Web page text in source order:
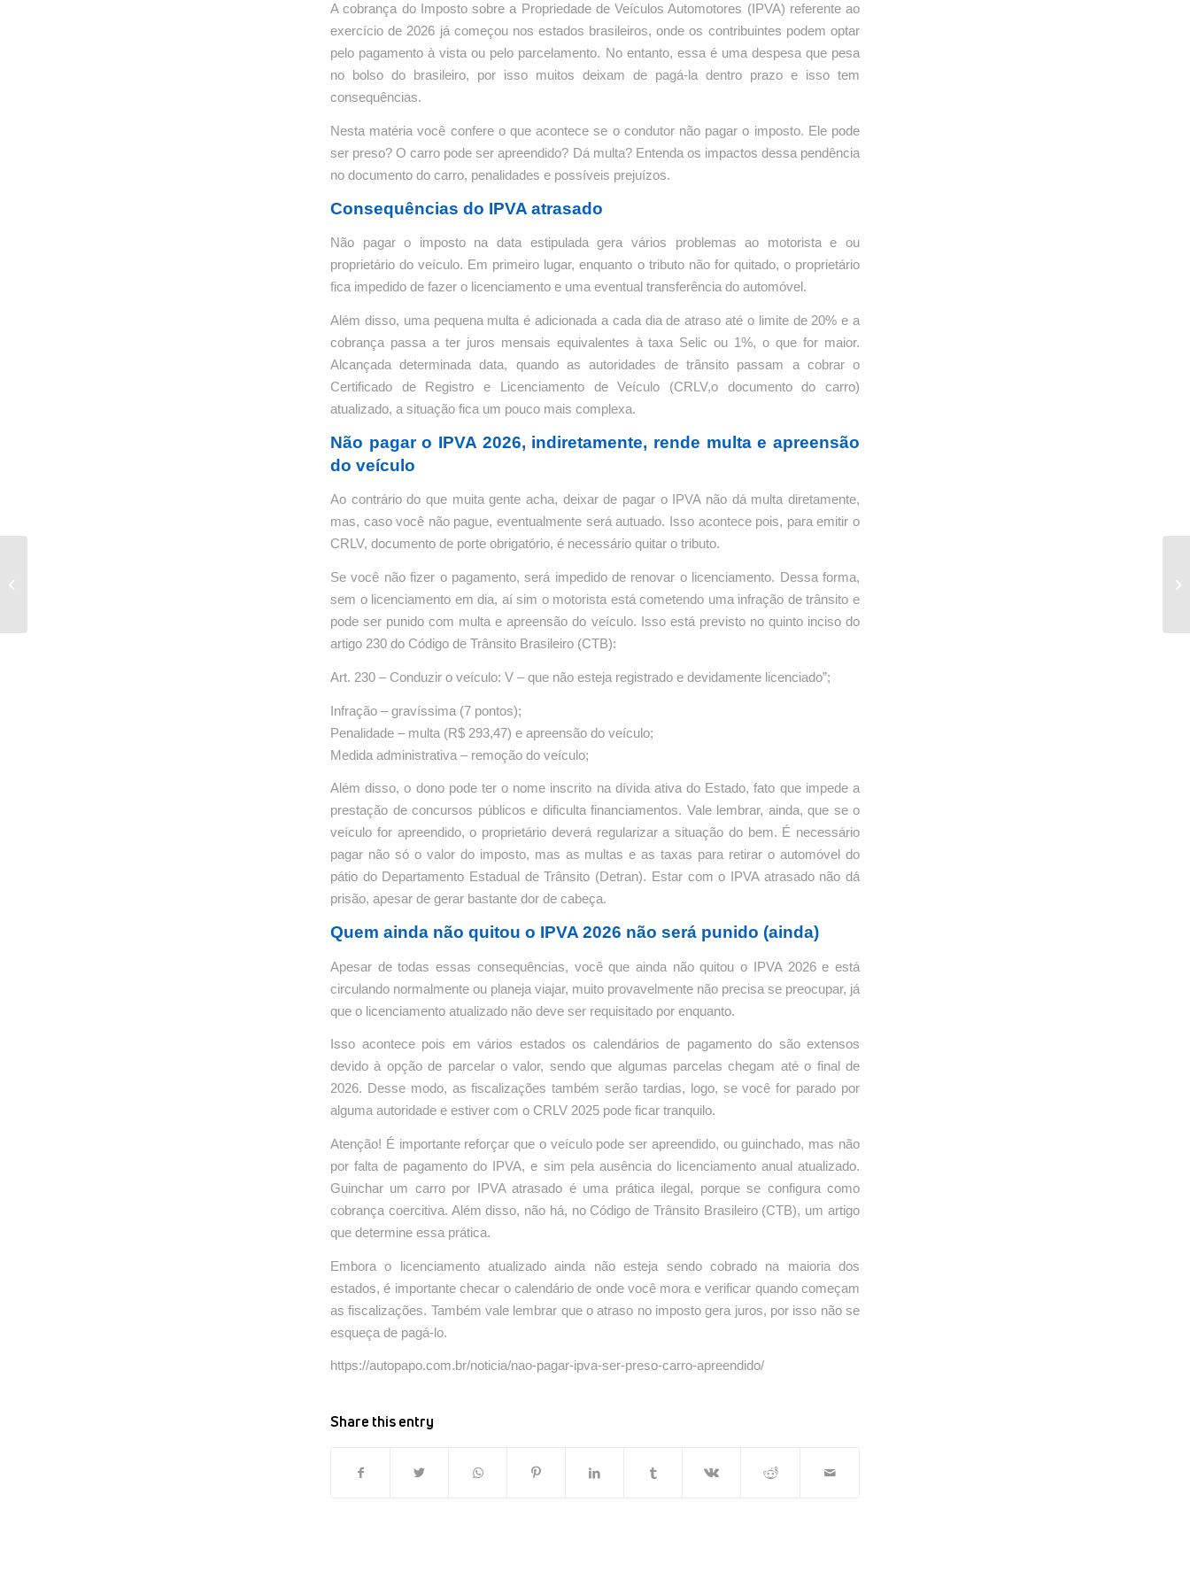
A cobrança do Imposto sobre a Propriedade de Veículos Automotores (IPVA) referente ao
exercício de 2026 já começou nos estados brasileiros, onde os contribuintes podem optar
pelo pagamento à vista ou pelo parcelamento. No entanto, essa é uma despesa que pesa
no bolso do brasileiro, por isso muitos deixam de pagá-la dentro prazo e isso tem
consequências.
Nesta matéria você confere o que acontece se o condutor não pagar o imposto. Ele pode
ser preso? O carro pode ser apreendido? Dá multa? Entenda os impactos dessa pendência
no documento do carro, penalidades e possíveis prejuízos.
Consequências do IPVA atrasado
Não pagar o imposto na data estipulada gera vários problemas ao motorista e ou
proprietário do veículo. Em primeiro lugar, enquanto o tributo não for quitado, o proprietário
fica impedido de fazer o licenciamento e uma eventual transferência do automóvel.
Além disso, uma pequena multa é adicionada a cada dia de atraso até o limite de 20% e a
cobrança passa a ter juros mensais equivalentes à taxa Selic ou 1%, o que for maior.
Alcançada determinada data, quando as autoridades de trânsito passam a cobrar o
Certificado de Registro e Licenciamento de Veículo (CRLV,o documento do carro)
atualizado, a situação fica um pouco mais complexa.
Não pagar o IPVA 2026, indiretamente, rende multa e apreensão
do veículo
Ao contrário do que muita gente acha, deixar de pagar o IPVA não dá multa diretamente,
mas, caso você não pague, eventualmente será autuado. Isso acontece pois, para emitir o
CRLV, documento de porte obrigatório, é necessário quitar o tributo.
Se você não fizer o pagamento, será impedido de renovar o licenciamento. Dessa forma,
sem o licenciamento em dia, aí sim o motorista está cometendo uma infração de trânsito e
pode ser punido com multa e apreensão do veículo. Isso está previsto no quinto inciso do
artigo 230 do Código de Trânsito Brasileiro (CTB):
Art. 230 – Conduzir o veículo: V – que não esteja registrado e devidamente licenciado”;
Infração – gravíssima (7 pontos);
Penalidade – multa (R$ 293,47) e apreensão do veículo;
Medida administrativa – remoção do veículo;
Além disso, o dono pode ter o nome inscrito na dívida ativa do Estado, fato que impede a
prestação de concursos públicos e dificulta financiamentos. Vale lembrar, ainda, que se o
veículo for apreendido, o proprietário deverá regularizar a situação do bem. É necessário
pagar não só o valor do imposto, mas as multas e as taxas para retirar o automóvel do
pátio do Departamento Estadual de Trânsito (Detran). Estar com o IPVA atrasado não dá
prisão, apesar de gerar bastante dor de cabeça.
Quem ainda não quitou o IPVA 2026 não será punido (ainda)
Apesar de todas essas consequências, você que ainda não quitou o IPVA 2026 e está
circulando normalmente ou planeja viajar, muito provavelmente não precisa se preocupar, já
que o licenciamento atualizado não deve ser requisitado por enquanto.
Isso acontece pois em vários estados os calendários de pagamento do são extensos
devido à opção de parcelar o valor, sendo que algumas parcelas chegam até o final de
2026. Desse modo, as fiscalizações também serão tardias, logo, se você for parado por
alguma autoridade e estiver com o CRLV 2025 pode ficar tranquilo.
Atenção! É importante reforçar que o veículo pode ser apreendido, ou guinchado, mas não
por falta de pagamento do IPVA, e sim pela ausência do licenciamento anual atualizado.
Guinchar um carro por IPVA atrasado é uma prática ilegal, porque se configura como
cobrança coercitiva. Além disso, não há, no Código de Trânsito Brasileiro (CTB), um artigo
que determine essa prática.
Embora o licenciamento atualizado ainda não esteja sendo cobrado na maioria dos
estados, é importante checar o calendário de onde você mora e verificar quando começam
as fiscalizações. Também vale lembrar que o atraso no imposto gera juros, por isso não se
esqueça de pagá-lo.
https://autopapo.com.br/noticia/nao-pagar-ipva-ser-preso-carro-apreendido/
Share this entry